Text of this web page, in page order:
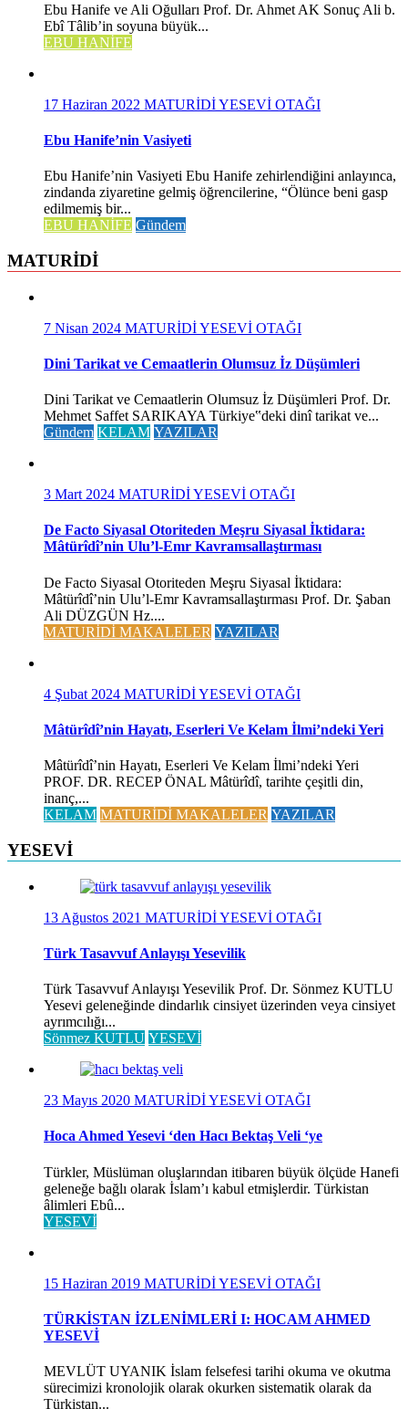
Ebu Hanife ve Ali Oğulları Prof. Dr. Ahmet AK Sonuç Ali b.
Ebî Tâlib’in soyuna büyük...
EBU HANİFE
17 Haziran 2022 MATURİDİ YESEVİ OTAĞI
Ebu Hanife’nin Vasiyeti
Ebu Hanife’nin Vasiyeti Ebu Hanife zehirlendiğini anlayınca,
zindanda ziyaretine gelmiş öğrencilerine, “Ölünce beni gasp
edilmemiş bir...
EBU HANİFE Gündem
MATURİDİ
7 Nisan 2024 MATURİDİ YESEVİ OTAĞI
Dini Tarikat ve Cemaatlerin Olumsuz İz Düşümleri
Dini Tarikat ve Cemaatlerin Olumsuz İz Düşümleri Prof. Dr.
Mehmet Saffet SARIKAYA Türkiye‟deki dinî tarikat ve...
Gündem KELAM YAZILAR
3 Mart 2024 MATURİDİ YESEVİ OTAĞI
De Facto Siyasal Otoriteden Meşru Siyasal İktidara:
Mâtürîdî’nin Ulu’l-Emr Kavramsallaştırması
De Facto Siyasal Otoriteden Meşru Siyasal İktidara:
Mâtürîdî’nin Ulu’l-Emr Kavramsallaştırması Prof. Dr. Şaban
Ali DÜZGÜN Hz....
MATURİDİ MAKALELER YAZILAR
4 Şubat 2024 MATURİDİ YESEVİ OTAĞI
Mâtürîdî’nin Hayatı, Eserleri Ve Kelam İlmi’ndeki Yeri
Mâtürîdî’nin Hayatı, Eserleri Ve Kelam İlmi’ndeki Yeri
PROF. DR. RECEP ÖNAL Mâtürîdî, tarihte çeşitli din,
inanç,...
KELAM MATURİDİ MAKALELER YAZILAR
YESEVİ
13 Ağustos 2021 MATURİDİ YESEVİ OTAĞI
Türk Tasavvuf Anlayışı Yesevilik
Türk Tasavvuf Anlayışı Yesevilik Prof. Dr. Sönmez KUTLU
Yesevi geleneğinde dindarlık cinsiyet üzerinden veya cinsiyet
ayrımcılığı...
Sönmez KUTLU YESEVİ
23 Mayıs 2020 MATURİDİ YESEVİ OTAĞI
Hoca Ahmed Yesevi ‘den Hacı Bektaş Veli ‘ye
Türkler, Müslüman oluşlarından itibaren büyük ölçüde Hanefi
geleneğe bağlı olarak İslam’ı kabul etmişlerdir. Türkistan
âlimleri Ebû...
YESEVİ
15 Haziran 2019 MATURİDİ YESEVİ OTAĞI
TÜRKİSTAN İZLENİMLERİ I: HOCAM AHMED
YESEVİ
MEVLÜT UYANIK İslam felsefesi tarihi okuma ve okutma
sürecimizi kronolojik olarak okurken sistematik olarak da
Türkistan...